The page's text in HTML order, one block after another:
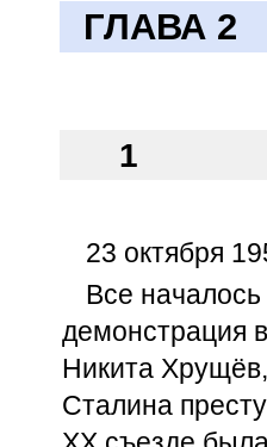
ГЛАВА 2
1
23 октября
Все
демонстрация
Никита
Сталина